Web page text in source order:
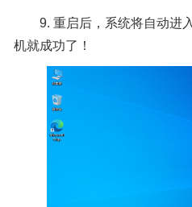
9. 重启后，系统将自动进入
机就成功了！